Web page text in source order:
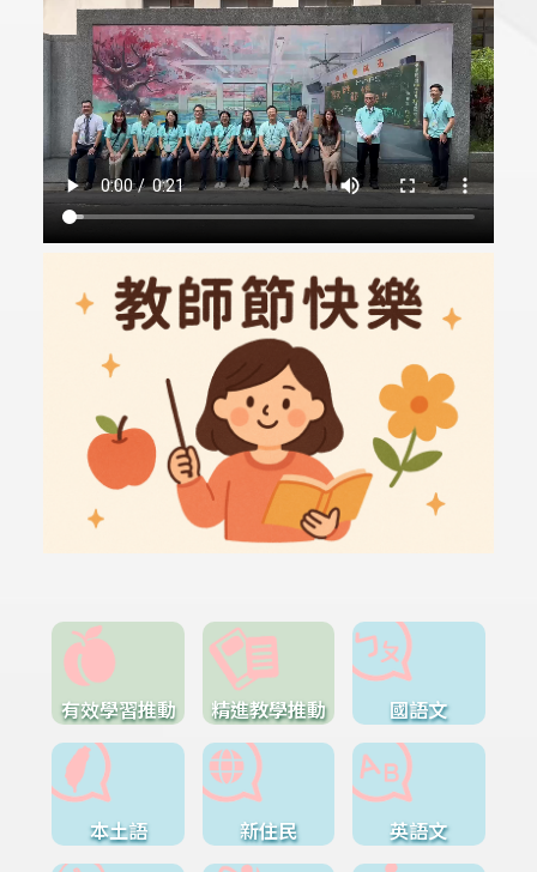
有效學習推動 精進教學推動 國語文
本土語 新住民 英語文